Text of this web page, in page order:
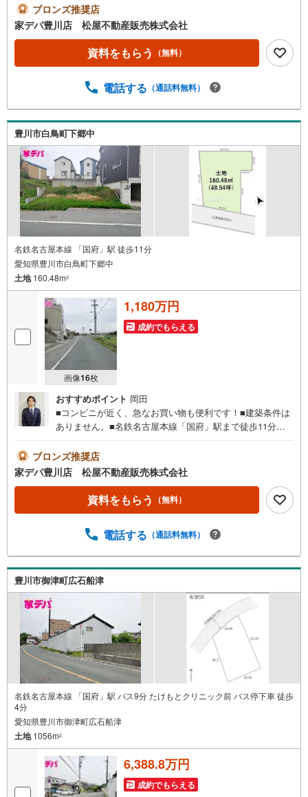
地法の届けが必要●家デパ 松屋不動産販売 のつよみ●・豊
橋市・豊川市・知立市・浜松市の4店舗営業中！三河エリ
ア・遠州エリアの物件ならおまかせください。新築戸建、
中古戸建、中古マンション、土地をお客様のご希望に合わ
せてご提案いたします！・中古物件のリフォーム実績多
フォームを行っています。新築購入より低コストで、新築
い。・営業時間 午前9時00分～午後6時30分 （定休日:水曜
日）この時間帯はお電話でのお問い合わせがスムーズにご
案内できます。右下の電話ボタンをタッチ！もしくはお気
軽にお電話ください。
ブロンズ推奨店
家デパ豊川店 松屋不動産販売株式会社
資料をもらう （無料）
電話する （通話料無料）
豊川市白鳥町下郷中
名鉄名古屋本線 「国府」駅 徒歩11分
愛知県豊川市白鳥町下郷中
土地160.48m2
画像16枚
1,180万円
成約でもらえる
おすすめポイント 岡田
■コンビニが近く、急なお買い物も便利です！■建築条件は
ありません。■名鉄名古屋本線「国府」駅まで徒歩11分。■
ョン ・国府小学校 徒歩14分 ・西部中学校 徒歩20
分 ・さつき保育園 徒歩14分●家デパ 松屋不動産販売
のつよみ●・豊橋市・豊川市・知立市・浜松市の4店舗営業
中！三河エリア・遠州エリアの物件ならおまかせくださ
い。新築戸建、中古戸建、中古マンション、土地をお客様
ォーム実績多数！中古物件をご購入の際、約70％という多
ッズスペース用意しております。ぜひご家族そろってご来
場ください。・営業時間 午前9時00分～午後6時30分 （定
休日:水曜日）この時間帯はお電話でのお問い合わせがスム
ーズにご案内できます。右下の電話ボタンをタッチ！もし
くはお気軽にお電話ください。
ブロンズ推奨店
家デパ豊川店 松屋不動産販売株式会社
資料をもらう （無料）
電話する （通話料無料）
豊川市御津町広石船津
名鉄名古屋本線 「国府」駅 バス9分 たけもとクリニック前 バス停下車 徒歩
4分
愛知県豊川市御津町広石船津
土地1056m2
6,388.8万円
成約でもらえる